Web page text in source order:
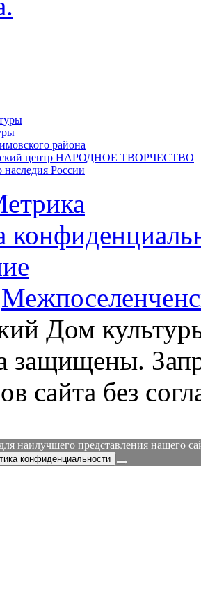
Дом
защищены.
сайта без
наилучшего представления нашего
конфиденциальности